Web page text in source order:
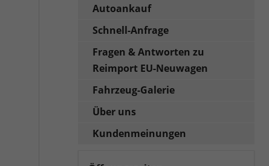
Autoankauf
Schnell-Anfrage
Fragen & Antworten zu
Reimport EU-Neuwagen
Fahrzeug-Galerie
Über uns
Kundenmeinungen